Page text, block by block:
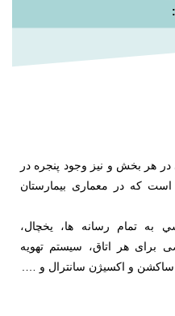
هر بخش و نیز وجود پنجره در
که در معماری بیمارستان
به تمام رسانه ها، يخچال،
برای هر اتاق، سيستم تهويه
ساكشن و اكسي‍‍‍‍‍‍ژن سانترال و ….